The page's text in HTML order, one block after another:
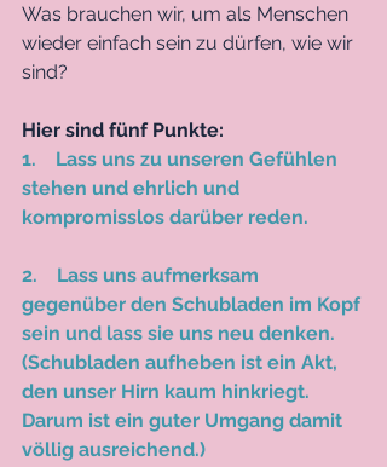
Was brauchen wir, um als Menschen
wieder einfach sein zu dürfen, wie wir
sind?
Hier sind fünf Punkte:
1.    Lass uns zu unseren Gefühlen
stehen und ehrlich und
kompromisslos darüber reden.
2.    Lass uns aufmerksam
gegenüber den Schubladen im Kopf
sein und lass sie uns neu denken.
(Schubladen aufheben ist ein Akt,
den unser Hirn kaum hinkriegt.
Darum ist ein guter Umgang damit
völlig ausreichend.)